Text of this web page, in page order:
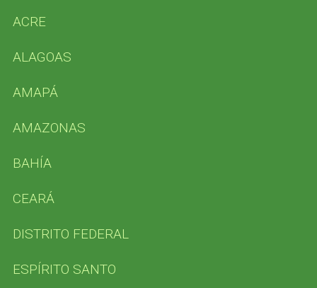
ACRE
ALAGOAS
AMAPÁ
AMAZONAS
BAHÍA
CEARÁ
DISTRITO FEDERAL
ESPÍRITO SANTO
S
a